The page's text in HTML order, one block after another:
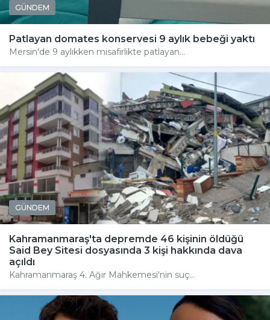
GÜNDEM
Patlayan domates konservesi 9 aylık bebeği yaktı
Mersin'de 9 aylıkken misafirlikte patlayan...
GÜNDEM
Kahramanmaraş'ta depremde 46 kişinin öldüğü
Said Bey Sitesi dosyasında 3 kişi hakkında dava
açıldı
Kahramanmaraş 4. Ağır Mahkemesi'nin suç...